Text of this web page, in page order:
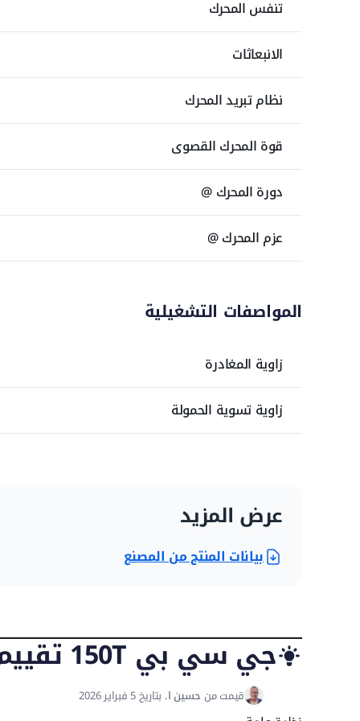
قوة الكسر 1,820 كجم
السرعة القصوى للأمام 10.14 كم/س
سعة الوقود 98.03 لتر
أبعاد مدمجة للمداخل الضيقة
تنفس المحرك
الانبعاثات
نظام تبريد المحرك
قوة المحرك القصوى
دورة المحرك @
عزم المحرك @
المواصفات التشغيلية
زاوية المغادرة
زاوية تسوية الحمولة
سعة المحرك
عرض المزيد
بيانات المنتج من المصنع
جي سي بي 150T تقييم الخبراء
قيمت من حسين ا. بتاريخ 5 فبراير 2026